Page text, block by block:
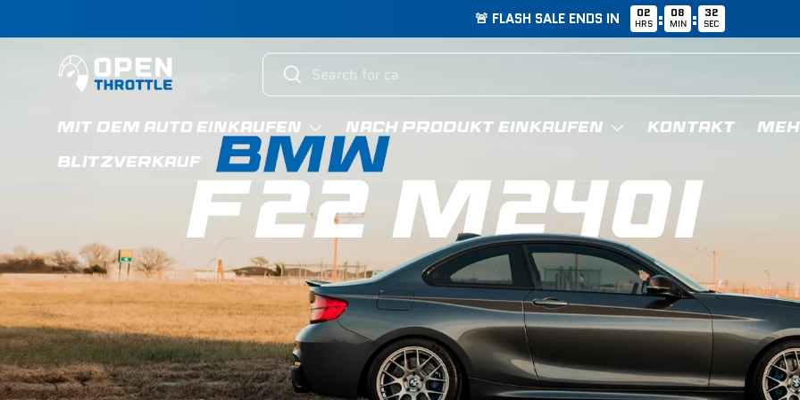
🚨 FLASH SALE ENDS IN 02
HRS : 08
MIN : 31
SEC
Suchen
Suchen
MIT DEM AUTO EINKAUFEN NACH PRODUKT EINKAUFEN KONTAKT
BLITZVERKAUF